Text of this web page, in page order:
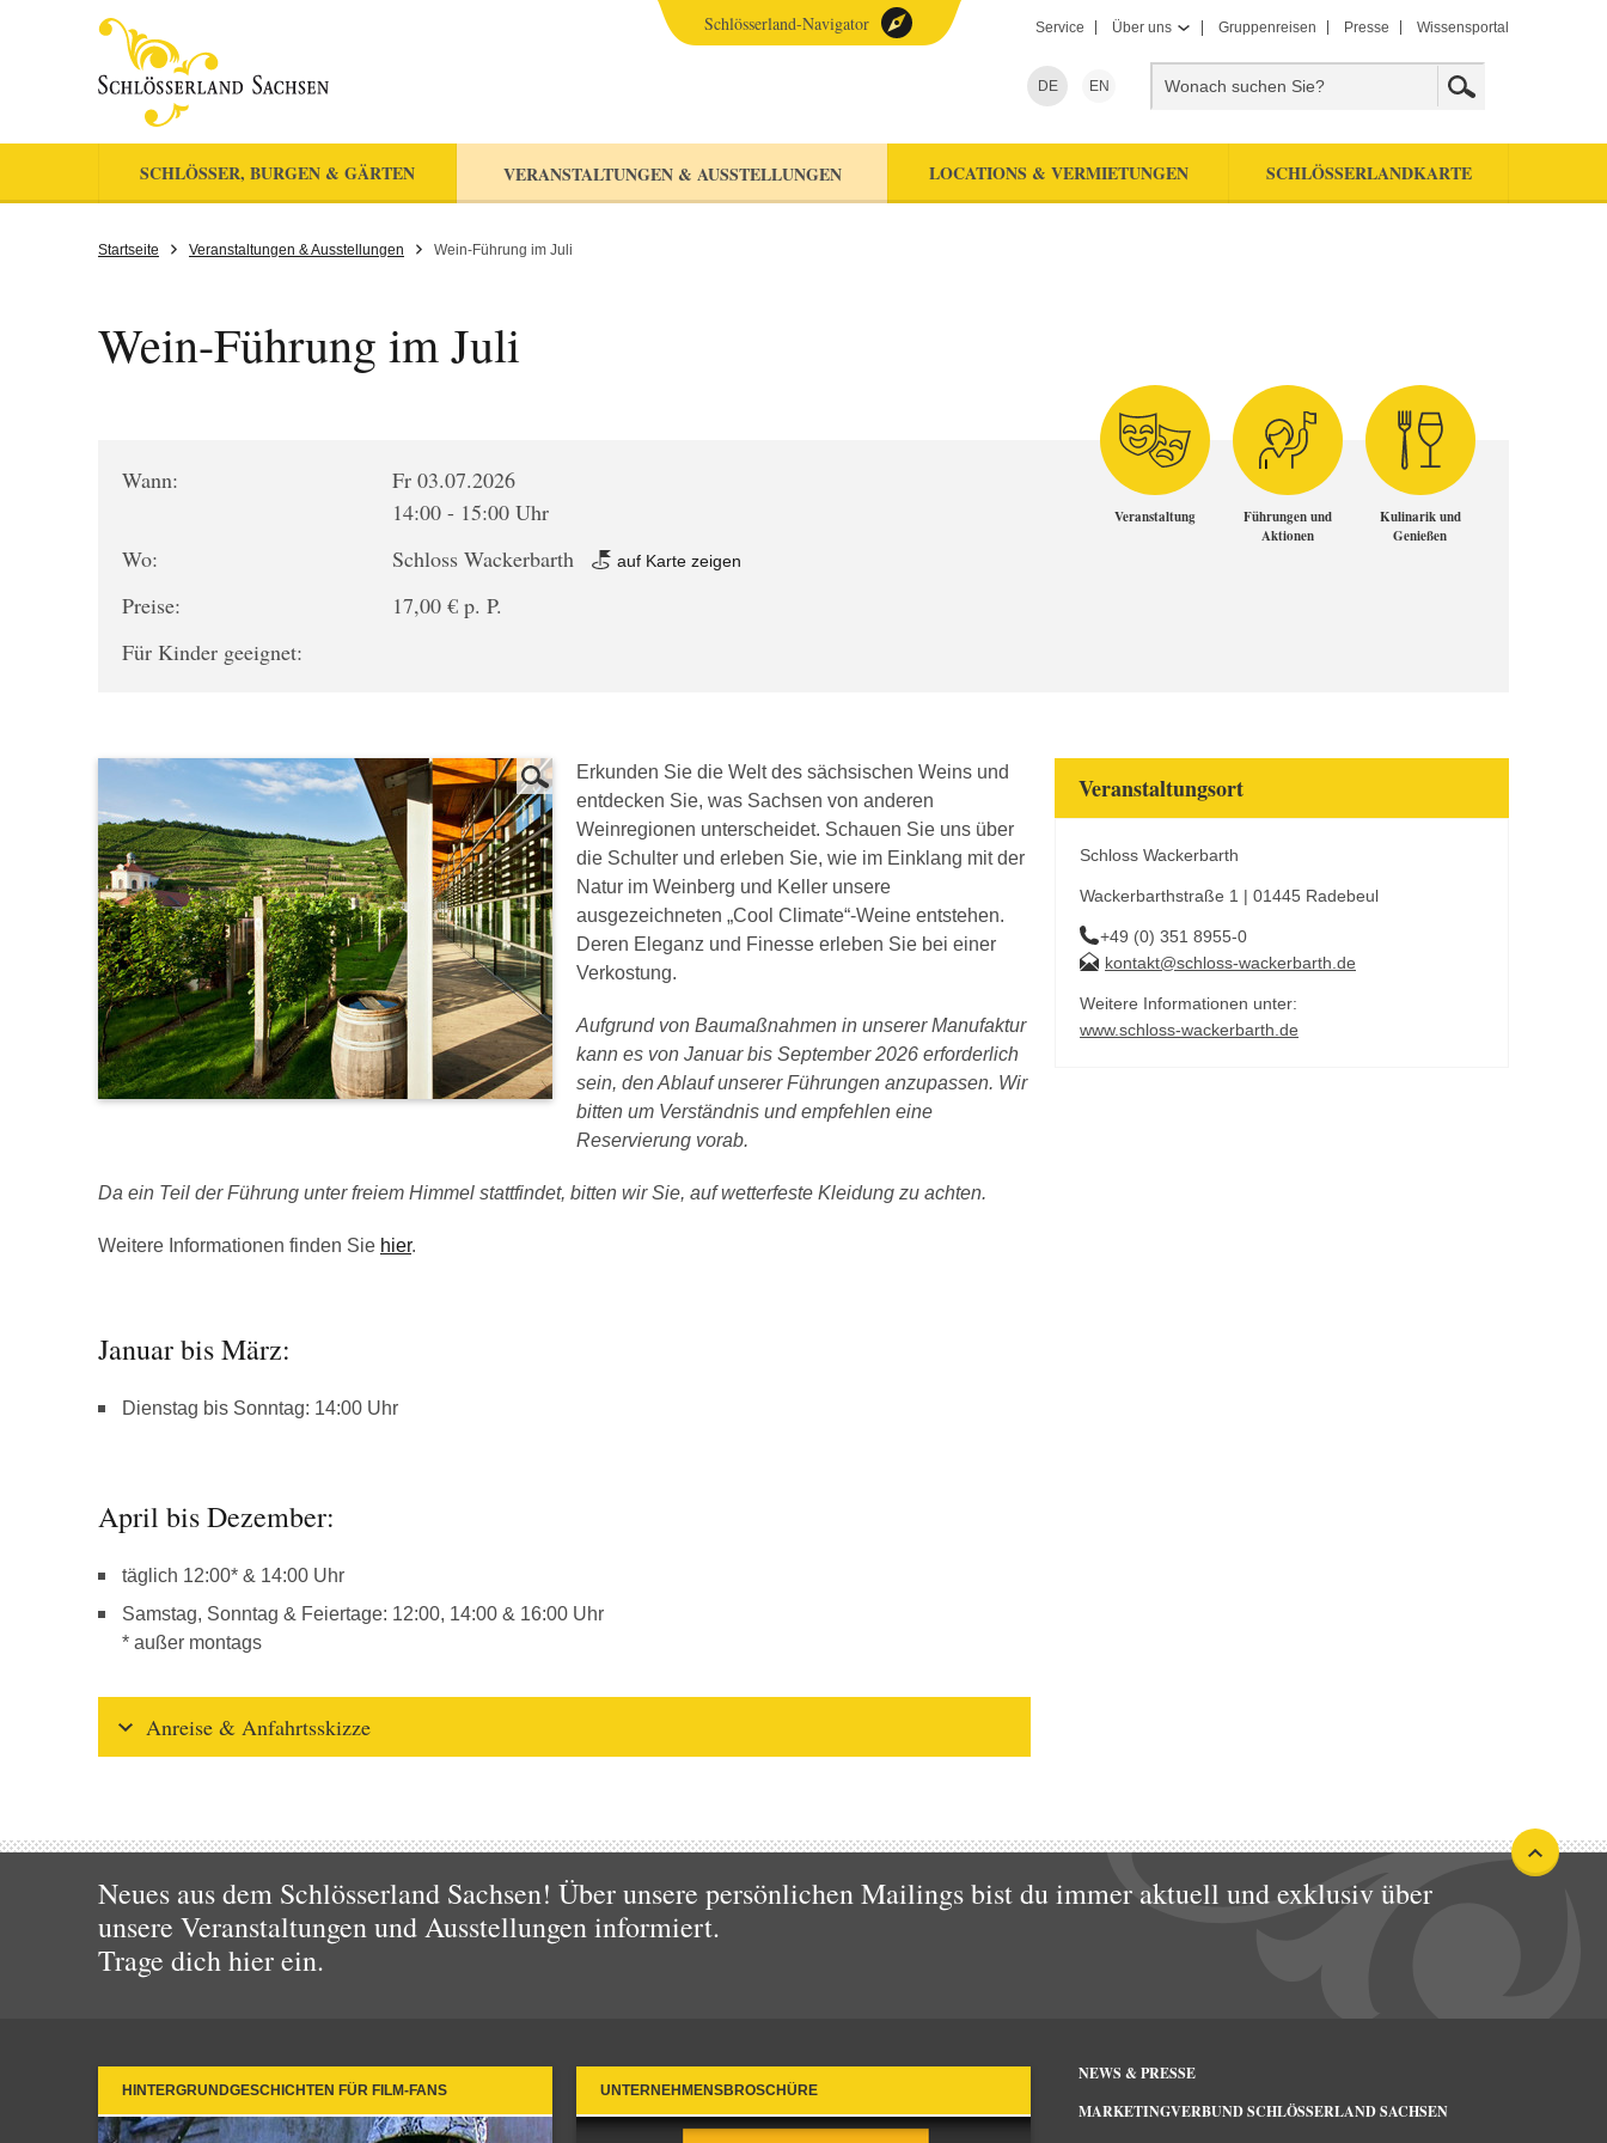
Service Über uns Gruppenreisen Presse Wissensportal
DE EN
SCHLÖSSER, BURGEN & GÄRTEN VERANSTALTUNGEN & AUSSTELLUNGEN LOCATIONS & VERMIETUNGEN SCHLÖSSERLANDKARTE
Schlösserland-Navigator
Startseite Veranstaltungen & Ausstellungen Wein-Führung im Juli
Wein-Führung im Juli
Wann:
Fr 03.07.2026
14:00 - 15:00 Uhr
Wo:
Schloss Wackerbarth auf Karte zeigen
Preise:
17,00 € p. P.
Für Kinder geeignet:
Veranstaltung
Führungen und
Aktionen
Kulinarik und
Genießen
Erkunden Sie die Welt des sächsischen Weins und
entdecken Sie, was Sachsen von anderen
Weinregionen unterscheidet. Schauen Sie uns über
die Schulter und erleben Sie, wie im Einklang mit der
Natur im Weinberg und Keller unsere
ausgezeichneten „Cool Climate“-Weine entstehen.
Deren Eleganz und Finesse erleben Sie bei einer
Verkostung.
Aufgrund von Baumaßnahmen in unserer Manufaktur
kann es von Januar bis September 2026 erforderlich
sein, den Ablauf unserer Führungen anzupassen. Wir
bitten um Verständnis und empfehlen eine
Reservierung vorab.
Da ein Teil der Führung unter freiem Himmel stattfindet, bitten wir Sie, auf wetterfeste Kleidung zu achten.
Weitere Informationen finden Sie hier.
Januar bis März:
Dienstag bis Sonntag: 14:00 Uhr
April bis Dezember:
täglich 12:00* & 14:00 Uhr
Samstag, Sonntag & Feiertage: 12:00, 14:00 & 16:00 Uhr
* außer montags
Anreise & Anfahrtsskizze
Veranstaltungsort
Schloss Wackerbarth
Wackerbarthstraße 1 | 01445 Radebeul
+49 (0) 351 8955-0
kontakt@schloss-wackerbarth.de
Weitere Informationen unter:
www.schloss-wackerbarth.de
Neues aus dem Schlösserland Sachsen! Über unsere persönlichen Mailings bist du immer aktuell und exklusiv über
unsere Veranstaltungen und Ausstellungen informiert.
Trage dich hier ein.
HINTERGRUNDGESCHICHTEN FÜR FILM-FANS UNTERNEHMENSBROSCHÜRE
NEWS & PRESSE
MARKETINGVERBUND SCHLÖSSERLAND SACHSEN